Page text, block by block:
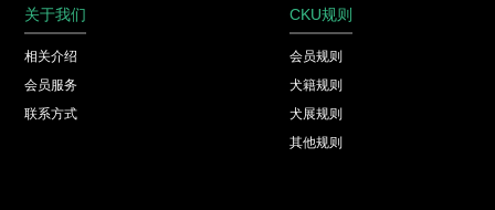
关于我们
相关介绍
会员服务
联系方式
CKU规则
会员规则
犬籍规则
犬展规则
其他规则